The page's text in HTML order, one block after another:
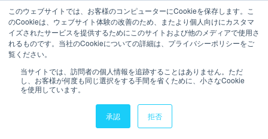
このウェブサイトでは、お客様のコンピューターにCookieを保存します。こ
のCookieは、ウェブサイト体験の改善のため、またより個人向けにカスタマ
イズされたサービスを提供するためにこのサイトおよび他のメディアで使用さ
れるものです。当社のCookieについての詳細は、プライバシーポリシーをご
覧ください。
当サイトでは、訪問者の個人情報を追跡することはありません。ただ
し、お客様が何度も同じ選択をする手間を省くために、小さなCookie
を使用しています。
承認 拒否
お問い合わせ
3 分で読むことができます。
【QlikView】タブの色を
変える方法